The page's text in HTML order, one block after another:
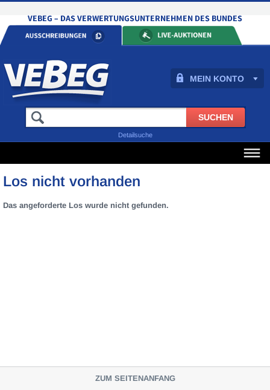
MEIN KONTO
Detailsuche
Los nicht vorhanden
Das angeforderte Los wurde nicht gefunden.
ZUM SEITENANFANG